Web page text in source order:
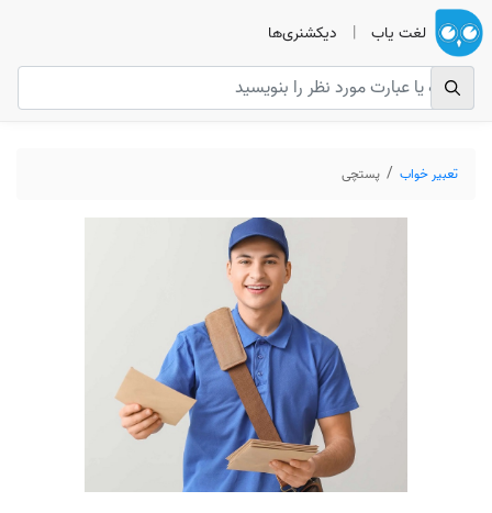
لغت یاب | دیکشنری‌ها
تعبیر خواب پستچی